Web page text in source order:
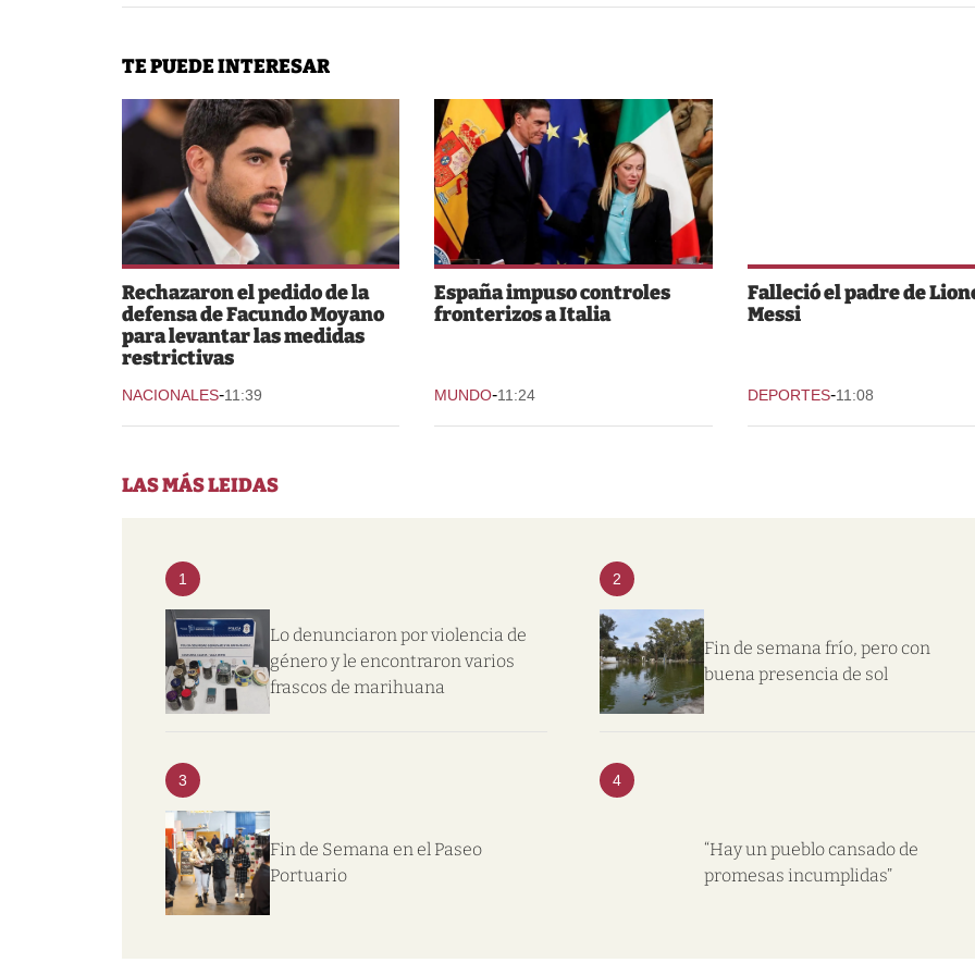
TE PUEDE INTERESAR
Rechazaron el pedido de la
defensa de Facundo Moyano
para levantar las medidas
restrictivas
NACIONALES-11:39
España impuso controles
fronterizos a Italia
MUNDO-11:24
Falleció el padre de
Messi
DEPORTES-11:08
LAS MÁS LEIDAS
1
Lo denunciaron por violencia de
género y le encontraron varios
frascos de marihuana
2
Fin de semana frío, pero con
buena presencia de sol
3
Fin de Semana en el Paseo
Portuario
4
“Hay un pueblo cansado de
promesas incumplidas”